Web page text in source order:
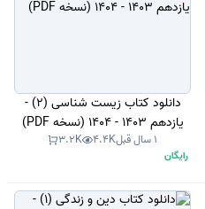
دانلود کتاب زیست شناسی (2) -
یازدهم 1403 - 1404 (نسخه PDF)
1 سال قبل 4.4K
3.2K
رایگان